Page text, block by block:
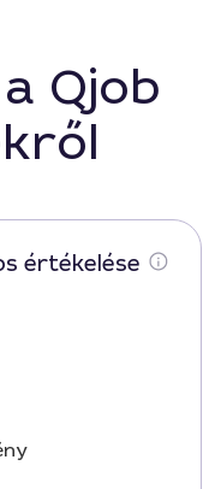
Qjob
értékelése